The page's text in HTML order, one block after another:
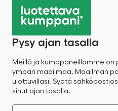
Pysy ajan tasalla
Meillä ja kumppaneillamme on
ympäri maailmaa. Maailman
ulottuvillasi. Syötä
sinut ajan tasalla.